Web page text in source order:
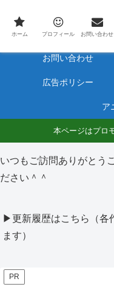
最新アニメのあらすじと
ホーム
お問い合わせ
広告ポリシー
ア
本ページはプロ
いつもご訪問ありがとう
ださい＾＾
▶更新履歴はこちら（各
ます）
PR
ホーム プロフィール お問い合わせ